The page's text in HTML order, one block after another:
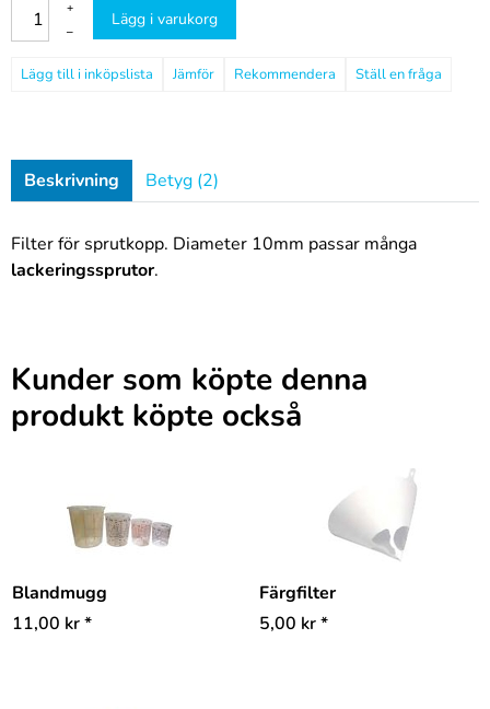
+
–
Lägg i varukorg
Jämför Rekommendera Ställ en fråga
Beskrivning Betyg (2)
Filter för sprutkopp. Diameter 10mm passar många
lackeringssprutor.
Kunder som köpte denna
produkt köpte också
Blandmugg
11,00 kr*
Färgfilter
5,00 kr*